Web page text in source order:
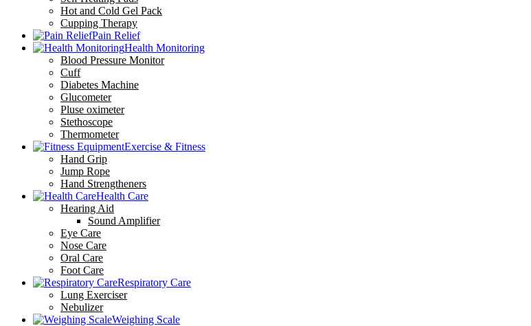
Hot and Cold Gel Pack
Cupping Therapy
Pain Relief
Health Monitoring
Blood Pressure Monitor
Cuff
Diabetes Machine
Glucometer
Pluse oximeter
Stethoscope
Thermometer
Exercise & Fitness
Hand Grip
Jump Rope
Hand Strengtheners
Health Care
Hearing Aid
Sound Amplifier
Eye Care
Nose Care
Oral Care
Foot Care
Respiratory Care
Lung Exerciser
Nebulizer
Weighing Scale